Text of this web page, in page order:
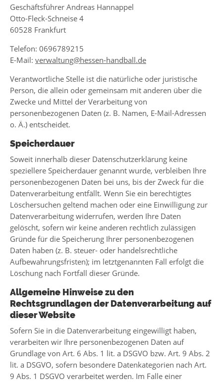
Geschäftsführer Andreas Hannappel
Otto-Fleck-Schneise 4
60528 Frankfurt
Telefon: 0696789215
E-Mail: verwaltung@hessen-handball.de
Verantwortliche Stelle ist die natürliche oder juristische
Person, die allein oder gemeinsam mit anderen über die
Zwecke und Mittel der Verarbeitung von
personenbezogenen Daten (z. B. Namen, E-Mail-Adressen
o. Ä.) entscheidet.
Speicherdauer
Soweit innerhalb dieser Datenschutzerklärung keine
speziellere Speicherdauer genannt wurde, verbleiben Ihre
personenbezogenen Daten bei uns, bis der Zweck für die
Datenverarbeitung entfällt. Wenn Sie ein berechtigtes
Löschersuchen geltend machen oder eine Einwilligung zur
Datenverarbeitung widerrufen, werden Ihre Daten
gelöscht, sofern wir keine anderen rechtlich zulässigen
Gründe für die Speicherung Ihrer personenbezogenen
Daten haben (z. B. steuer- oder handelsrechtliche
Aufbewahrungsfristen); im letztgenannten Fall erfolgt die
Löschung nach Fortfall dieser Gründe.
Allgemeine Hinweise zu den
Rechtsgrundlagen der Datenverarbeitung auf
dieser Website
Sofern Sie in die Datenverarbeitung eingewilligt haben,
verarbeiten wir Ihre personenbezogenen Daten auf
Grundlage von Art. 6 Abs. 1 lit. a DSGVO bzw. Art. 9 Abs. 2
lit. a DSGVO, sofern besondere Datenkategorien nach Art.
9 Abs. 1 DSGVO verarbeitet werden. Im Falle einer